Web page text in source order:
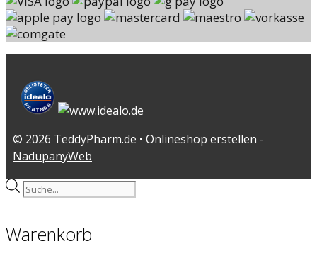
© 2026 TeddyPharm.de • Onlineshop erstellen -
NadupanyWeb
Products
Warenkorb